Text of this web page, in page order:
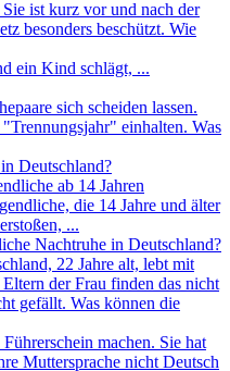
ist kurz vor und nach der
besonders beschützt. Wie
ein Kind schlägt, ...
sich scheiden lassen.
"Trennungsjahr" einhalten. Was
Deutschland?
ab 14 Jahren
die 14 Jahre und älter
...
Nachtruhe in Deutschland?
22 Jahre alt, lebt mit
der Frau finden das nicht
gefällt. Was können die
machen. Sie hat
Muttersprache nicht Deutsch